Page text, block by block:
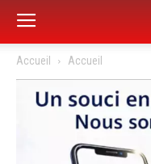
Accueil Accueil